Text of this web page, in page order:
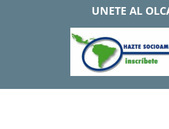
UNETE AL